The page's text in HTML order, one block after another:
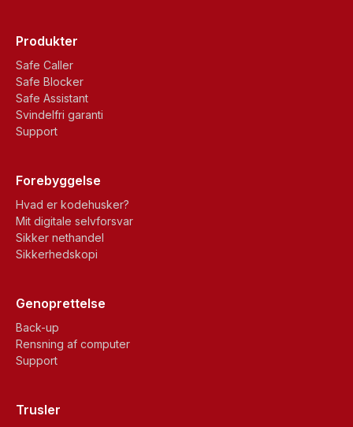
Produkter
Safe Caller
Safe Blocker
Safe Assistant
Svindelfri garanti
Support
Forebyggelse
Hvad er kodehusker?
Mit digitale selvforsvar
Sikker nethandel
Sikkerhedskopi
Genoprettelse
Back-up
Rensning af computer
Support
Trusler